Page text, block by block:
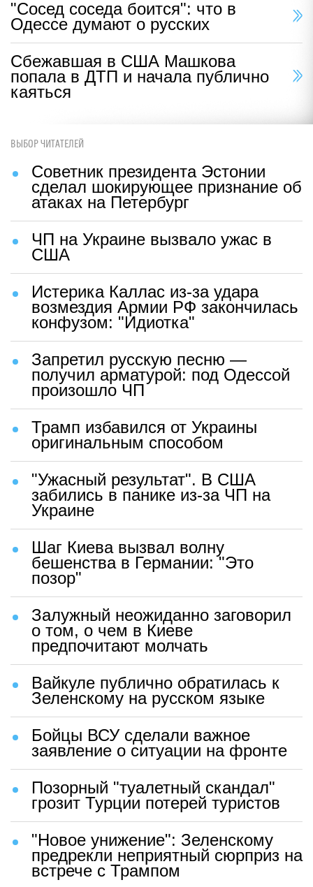
Армия России выжгла подземное
логово ВСУ
Незалежным воякам не позавидуешь
тотальный крах обороны
"Сосед соседа боится": что в
Одессе думают о русских
Сбежавшая в США Машкова
попала в ДТП и начала публично
каяться
ВЫБОР ЧИТАТЕЛЕЙ
Советник президента Эстонии
сделал шокирующее признание об
атаках на Петербург
ЧП на Украине вызвало ужас в
США
Истерика Каллас из-за удара
возмездия Армии РФ закончилась
конфузом: "Идиотка"
Запретил русскую песню —
получил арматурой: под Одессой
произошло ЧП
Трамп избавился от Украины
оригинальным способом
"Ужасный результат". В США
забились в панике из-за ЧП на
Украине
Шаг Киева вызвал волну
бешенства в Германии: "Это
позор"
Залужный неожиданно заговорил
о том, о чем в Киеве
предпочитают молчать
Вайкуле публично обратилась к
Зеленскому на русском языке